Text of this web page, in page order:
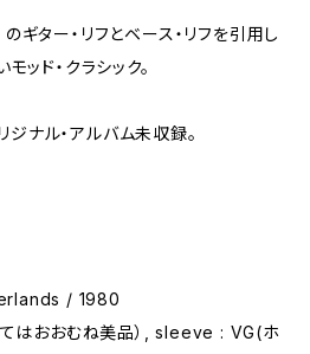
ター・リフとベース・リフを引用し
ッド・クラシック。
ナル・アルバム未収録。
/ 1980
はおおむね美品）, sleeve : VG(ホ